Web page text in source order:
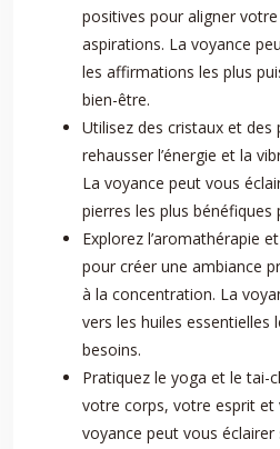
positives pour aligner
aspirations. La voyance
les affirmations les plus
bien-être.
Utilisez des cristaux et des
rehausser l’énergie et la
La voyance peut vous
pierres les plus
Explorez l’aromathérapie
pour créer une ambiance
à la concentration. La
vers les huiles essentielles
besoins.
Pratiquez le yoga et le tai-
votre corps, votre esprit et
voyance peut vous éclairer